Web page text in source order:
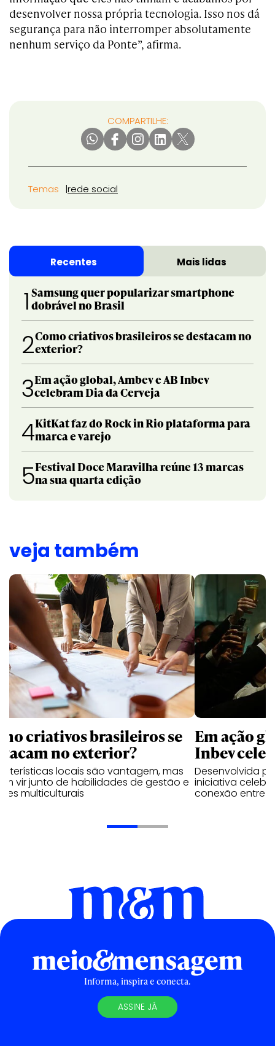
desenvolver nossa própria tecnologia. Isso nos dá
segurança para não interromper absolutamente
nenhum serviço da Ponte”, afirma.
COMPARTILHE:
Temas rede social
Recentes Mais lidas
1 Samsung quer popularizar smartphone
dobrável no Brasil
2Como criativos brasileiros se destacam no
exterior?
3Em ação global, Ambev e AB Inbev
celebram Dia da Cerveja
4KitKat faz do Rock in Rio plataforma para
marca e varejo
5Festival Doce Maravilha reúne 13 marcas
na sua quarta edição
veja também
criativos brasileiros se
no exterior?
locais são vantagem, mas
vir junto de habilidades de gestão e
multiculturais
Em ação
Inbev
Desenvolvida
iniciativa
conexão entre
Informa, inspira e conecta.
ASSINE JÁ